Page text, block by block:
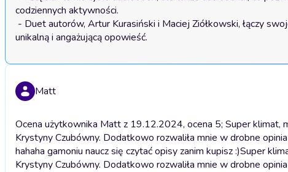
codziennych aktywności.
unikalną i angażującą opowieść.
Matt
Ocena użytkownika Matt z 19.12.2024, ocena 5; Super klimat,
Krystyny Czubówny. Dodatkowo rozwaliła mnie w drobne
hahaha gamoniu naucz się czytać opisy zanim kupisz :)Super
Krystyny Czubówny. Dodatkowo rozwaliła mnie w drobne